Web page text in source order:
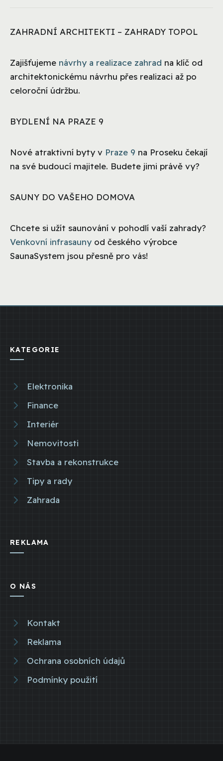
ZAHRADNÍ ARCHITEKTI – ZAHRADY TOPOL
Zajišťujeme návrhy a realizace zahrad na klíč od
architektonickému návrhu přes realizaci až po
celoroční údržbu.
BYDLENÍ NA PRAZE 9
Nové atraktivní byty v Praze 9 na Proseku čekají
na své budoucí majitele. Budete jimi právě vy?
SAUNY DO VAŠEHO DOMOVA
Chcete si užít saunování v pohodlí vaší zahrady?
Venkovní infrasauny od českého výrobce
SaunaSystem jsou přesně pro vás!
KATEGORIE
Elektronika
Finance
Interiér
Nemovitosti
Stavba a rekonstrukce
Tipy a rady
Zahrada
REKLAMA
O NÁS
Kontakt
Reklama
Ochrana osobních údajů
Podmínky použití